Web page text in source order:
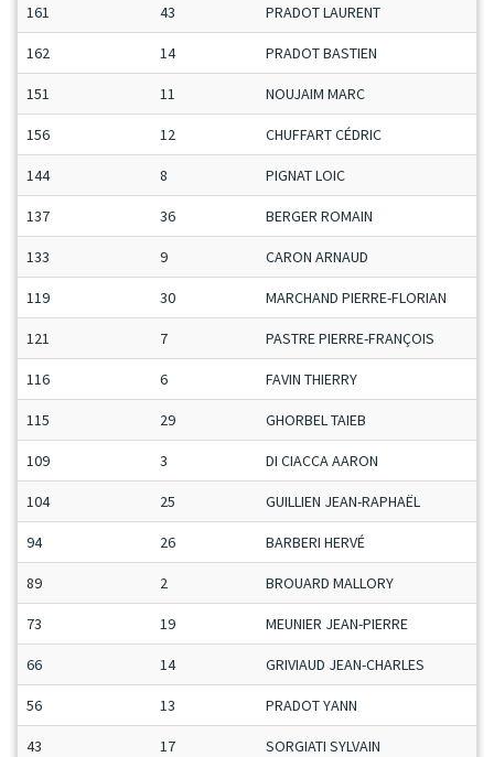
161 43 PRADOT LAURENT
162 14 PRADOT BASTIEN
151 11 NOUJAIM MARC
156 12 CHUFFART CÉDRIC
144 8 PIGNAT LOIC
137 36 BERGER ROMAIN
133 9 CARON ARNAUD
119 30 MARCHAND PIERRE-FLORIAN
121 7 PASTRE PIERRE-FRANÇOIS
116 6 FAVIN THIERRY
115 29 GHORBEL TAIEB
109 3 DI CIACCA AARON
104 25 GUILLIEN JEAN-RAPHAËL
94 26 BARBERI HERVÉ
89 2 BROUARD MALLORY
73 19 MEUNIER JEAN-PIERRE
66 14 GRIVIAUD JEAN-CHARLES
56 13 PRADOT YANN
43 17 SORGIATI SYLVAIN